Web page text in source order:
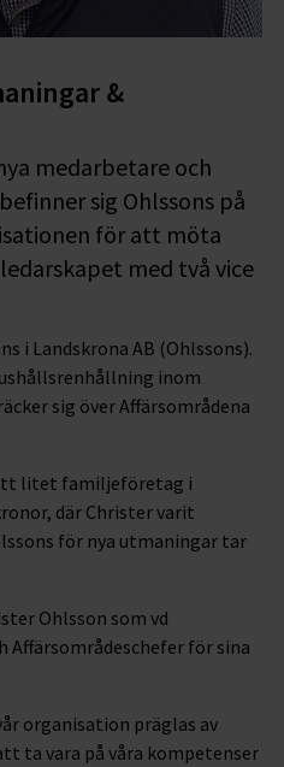
&
medarbetare och
sig Ohlssons på
för att möta
med två vice
i Landskrona AB (Ohlssons).
inom
sig över Affärsområdena
ett litet familjeföretag i
där Christer varit
för nya utmaningar tar
Ohlsson som vd
Affärsområdeschefer för sina
organisation präglas av
ta vara på våra kompetenser